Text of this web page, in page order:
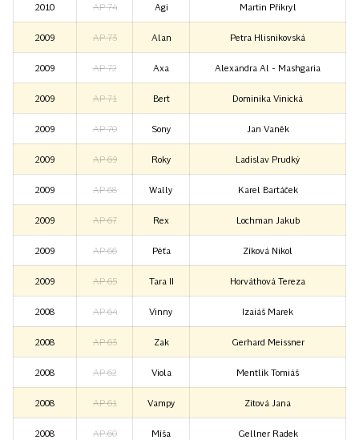
2010 AP 74 Agi Martin Přikryl
2009 AP 73 Alan Petra Hlisnikovská
2009 AP 72 Axa Alexandra Al - Mashgaria
2009 AP 71 Bert Dominika Vinická
2009 AP 70 Sony Jan Vaněk
2009 AP 69 Roky Ladislav Prudký
2009 AP 68 Wally Karel Bartáček
2009 AP 67 Rex Lochman Jakub
2009 AP 66 Péťa Zíková Nikol
2009 AP 65 Tara II Horváthová Tereza
2008 AP 64 Vinny Izaiáš Marek
2008 AP 63 Zak Gerhard Meissner
2008 AP 62 Viola Mentlík Tomiáš
2008 AP 61 Vampy Zitová Jana
2008 AP 60 Míša Gellner Radek